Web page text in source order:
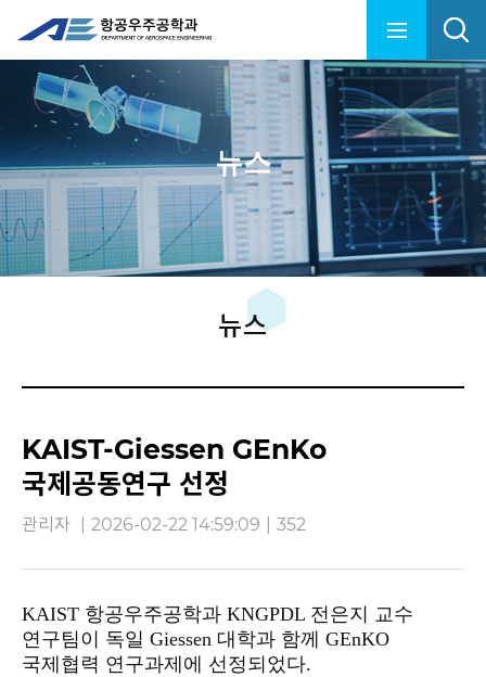
뉴스
뉴스
KAIST-Giessen GEnKo
국제공동연구 선정
관리자 2026-02-22 14:59:09 352
KAIST 항공우주공학과 KNGPDL 전은지 교수
연구팀이 독일 Giessen 대학과 함께 GEnKO
국제협력 연구과제에 선정되었다.